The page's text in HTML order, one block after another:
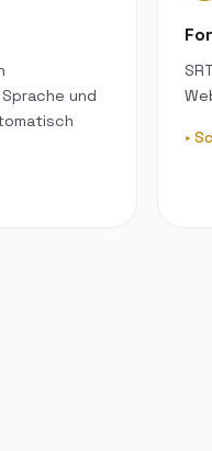
und